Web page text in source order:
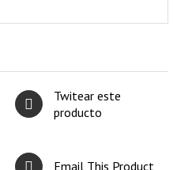
Twitear este
producto
Email This Product